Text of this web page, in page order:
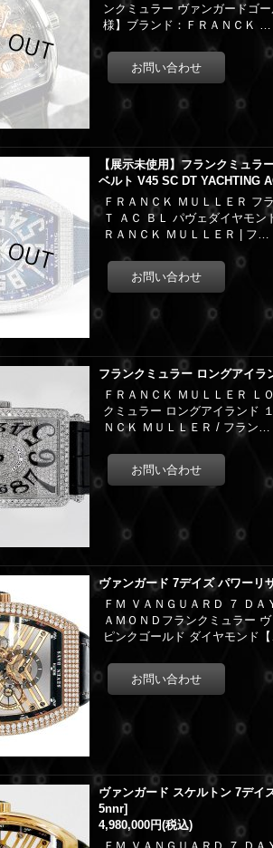
ンクミュラー ヴァンガードゴ
様】ブランド：ＦＲＡＮＣＫ …
【展示未使用】フランクミュ
ベルト V45 SC DT YACHTING
ＦＲＡＮＣＫ ＭＵＬＬＥＲ フ
Ｔ ＡＣ ＢＬ パヴェダイヤモン
ＲＡＮＣＫ ＭＵＬＬＥＲ | フ…
フランクミュラー ロングアイラ
ＦＲＡＮＣＫ ＭＵＬＬＥＲ Ｌ
クミュラー ロングアイランド
ＮＣＫ ＭＵＬＬＥＲ / フラン…
ヴァンガード 7デイズ パワーリ
ＦＭ ＶＡＮＧＵＡＲＤ ７ ＤＡ
ＡＭＯＮＤフランクミュラー
ピンクゴールド ダイヤモンド
ヴァンガード スケルトン 7デイ
5nnr]
4,980,000円(税込)